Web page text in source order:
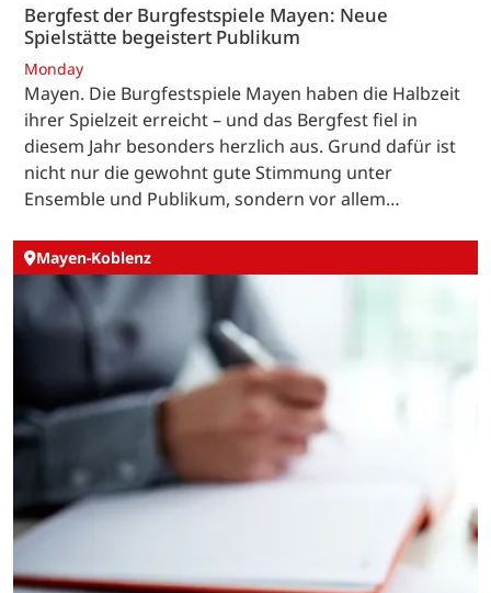
Bergfest der Burgfestspiele Mayen: Neue
Spielstätte begeistert Publikum
Monday
Mayen. Die Burgfestspiele Mayen haben die Halbzeit
ihrer Spielzeit erreicht – und das Bergfest fiel in
diesem Jahr besonders herzlich aus. Grund dafür ist
nicht nur die gewohnt gute Stimmung unter
Ensemble und Publikum, sondern vor allem…
Mayen-Koblenz